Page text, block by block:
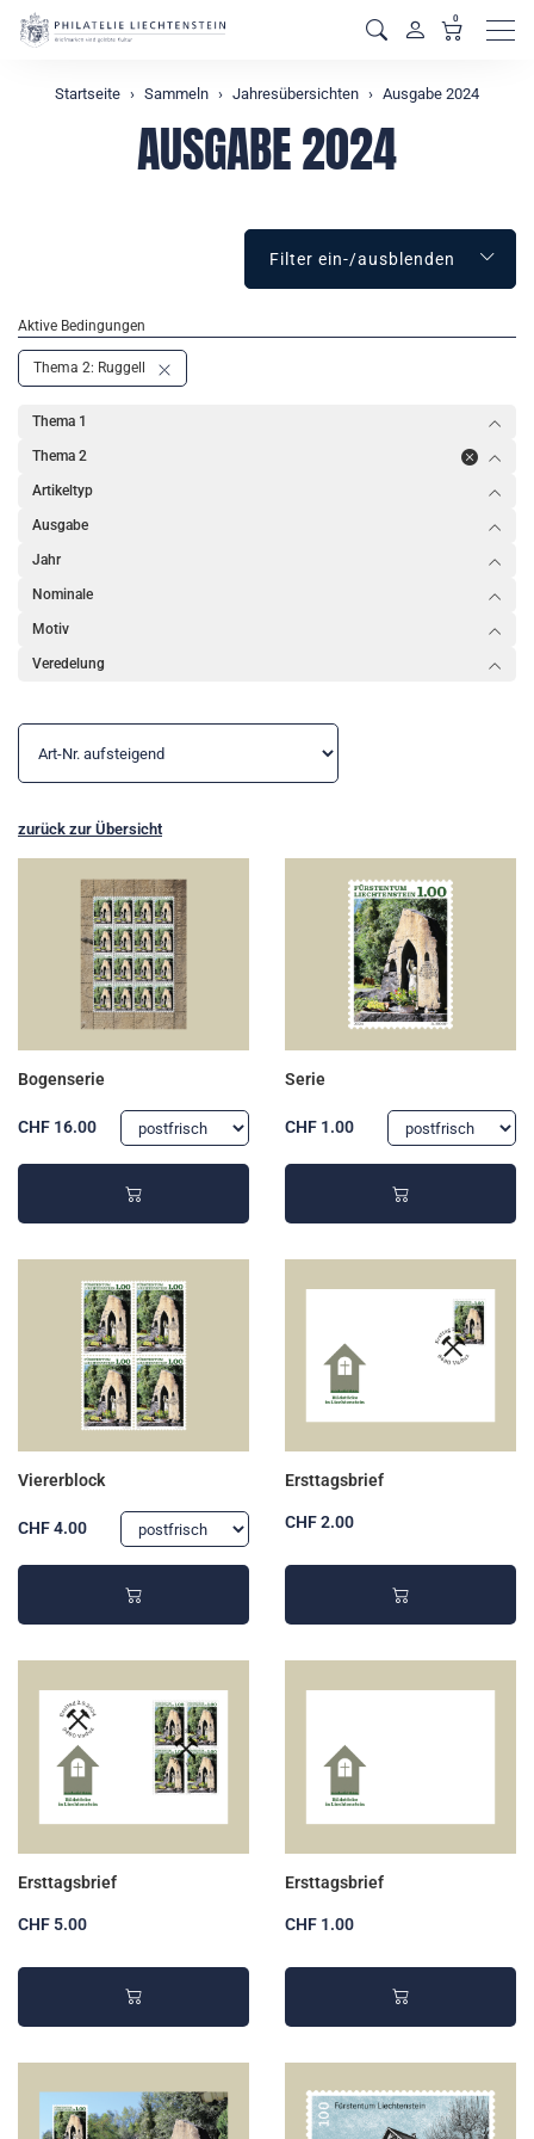
0
Startseite Sammeln Jahresübersichten Ausgabe 2024
AUSGABE 2024
Filter ein-/ausblenden
Aktive Bedingungen
Thema 2: Ruggell
Thema 1
Thema 2
Artikeltyp
Ausgabe
Jahr
Nominale
Motiv
Veredelung
zurück zur Übersicht
Bogenserie
CHF 16.00
Serie
CHF 1.00
Viererblock
CHF 4.00
Ersttagsbrief
CHF 2.00
Ersttagsbrief
CHF 5.00
Ersttagsbrief
CHF 1.00